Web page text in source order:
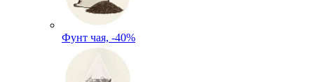
Фунт чая, -40%